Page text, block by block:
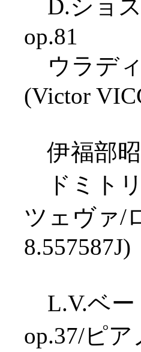
D.ショ
op.81
ウラデ
(Victor
伊福部
ドミト
ツェヴァ/
8.557587J)
L.V.ベー
op.37/ピ